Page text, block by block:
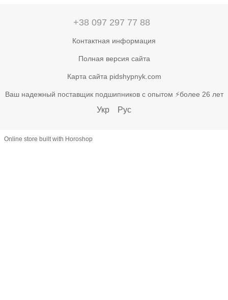
+38 097 297 77 88
Контактная информация
Полная версия сайта
Карта сайта pidshypnyk.com
Ваш надежный поставщик подшипников с опытом ⚡более 26 лет
Укр Рус
Online store built with Horoshop